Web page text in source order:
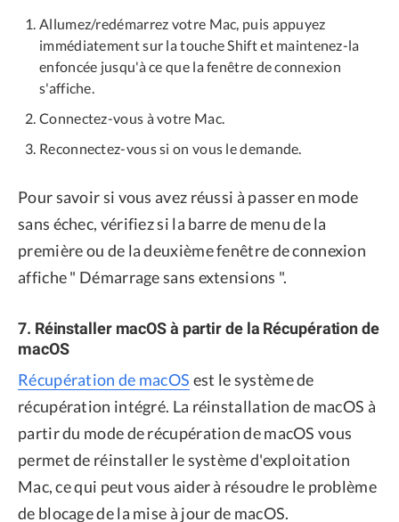
Allumez/redémarrez votre Mac, puis appuyez
immédiatement sur la touche Shift et maintenez-la
enfoncée jusqu'à ce que la fenêtre de connexion
s'affiche.
Connectez-vous à votre Mac.
Reconnectez-vous si on vous le demande.
Pour savoir si vous avez réussi à passer en mode
sans échec, vérifiez si la barre de menu de la
première ou de la deuxième fenêtre de connexion
affiche " Démarrage sans extensions ".
7. Réinstaller macOS à partir de la Récupération de
macOS
Récupération de macOS est le système de
récupération intégré. La réinstallation de macOS à
partir du mode de récupération de macOS vous
permet de réinstaller le système d'exploitation
Mac, ce qui peut vous aider à résoudre le problème
de blocage de la mise à jour de macOS.